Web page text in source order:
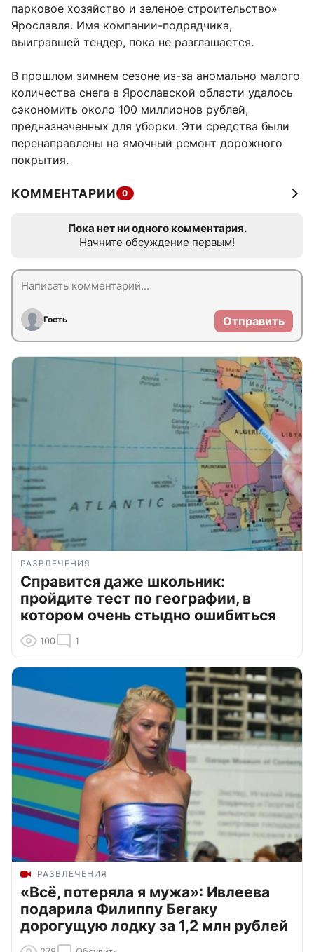
парковое хозяйство и зеленое строительство»
Ярославля. Имя компании-подрядчика,
выигравшей тендер, пока не разглашается.
В прошлом зимнем сезоне из-за аномально малого
количества снега в Ярославской области удалось
сэкономить около 100 миллионов рублей,
предназначенных для уборки. Эти средства были
перенаправлены на ямочный ремонт дорожного
покрытия.
КОММЕНТАРИИ 0
Пока нет ни одного комментария.
Начните обсуждение первым!
Гость Отправить
РАЗВЛЕЧЕНИЯ
Справится даже школьник:
пройдите тест по географии, в
котором очень стыдно ошибиться
100 1
РАЗВЛЕЧЕНИЯ
«Всё, потеряла я мужа»: Ивлеева
подарила Филиппу Бегаку
дорогущую лодку за 1,2 млн рублей